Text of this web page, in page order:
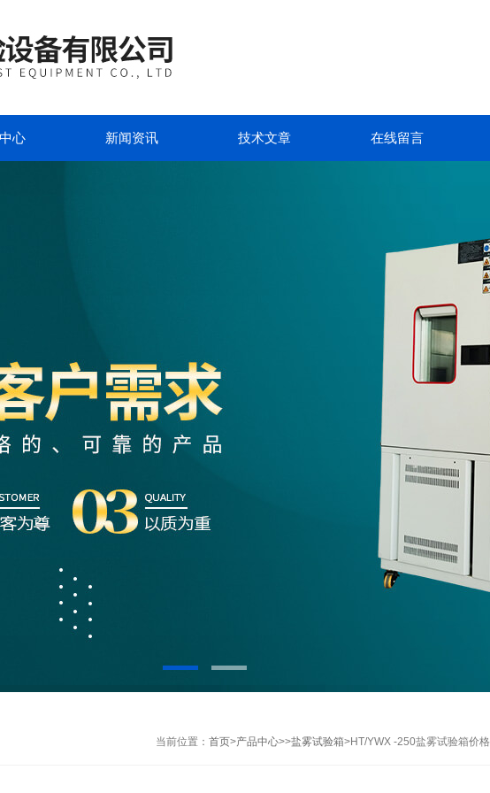
心 新闻资讯 技术文章 在线留言
当前位置： 首页>产品中心>>盐雾试验箱>HT/YWX -250盐雾试验箱价格